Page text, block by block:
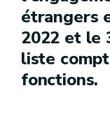
étrangers
2022 et le
liste
fonctions.